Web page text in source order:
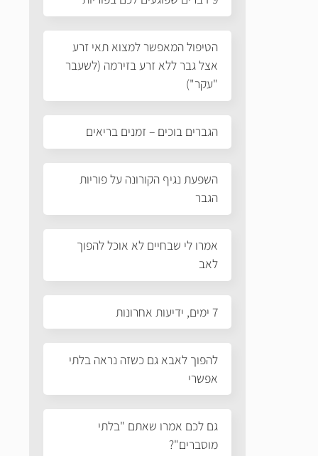
הטיפול המאפשר למצוא תאי זרע
אצל גבר ללא זרע בזירמה (לשעבר
"עקר")
הגברים בוכים – זמנים בריאים
השפעת נגיף הקורונה על פוריות
הגבר
אמרו לי שבחיים לא אוכל להפוך
לאב
7 ימים, ידיעות אחרונות
להפוך לאבא גם כשזה נראה בלתי
אפשרי
גם לכם אמרו שאתם "בלתי
מוסברים"?